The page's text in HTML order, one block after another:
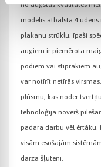
no augstas kvalitātes
modelis atbalsta 4
plakanu strūklu, īpaši
augiem ir piemērota
podiem vai stiprākiem
var notīrīt netīrās
plūsmu, kas noder
tehnoloģija novērš
padara darbu vēl ērtāku.
visām esošajām
dārza šļūteni.